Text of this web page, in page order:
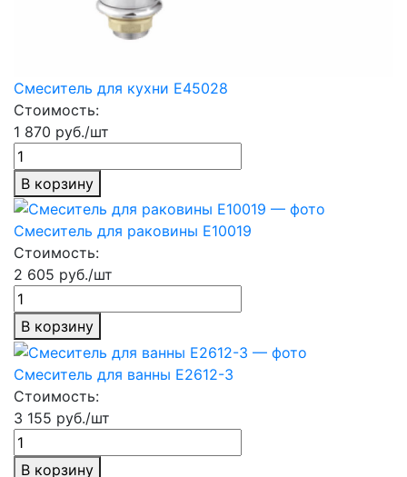
Смеситель для кухни E45028
Стоимость:
1 870 руб./шт
В корзину
Смеситель для раковины Е10019
Стоимость:
2 605 руб./шт
В корзину
Смеситель для ванны E2612-3
Стоимость:
3 155 руб./шт
В корзину